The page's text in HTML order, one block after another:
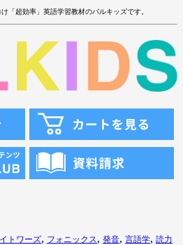
「超効率」英語学習教材のパルキッズです。
トワーズ, フォニックス, 発音, 言語学, 読力